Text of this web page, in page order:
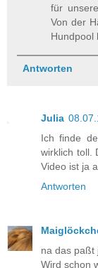
für
Von der
Hundpool
Antworten
Julia
Ich finde
wirklich toll.
Video ist ja
Antworten
na das paßt
Wird schon